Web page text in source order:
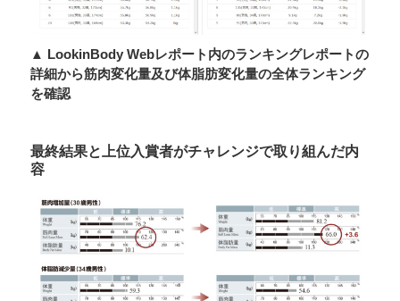
▲ LookinBody Webレポート内のランキングレポートの
詳細から筋肉変化量及び体脂肪変化量の全体ランキング
を確認
最終結果と上位入賞者がチャレンジで取り組んだ内
容